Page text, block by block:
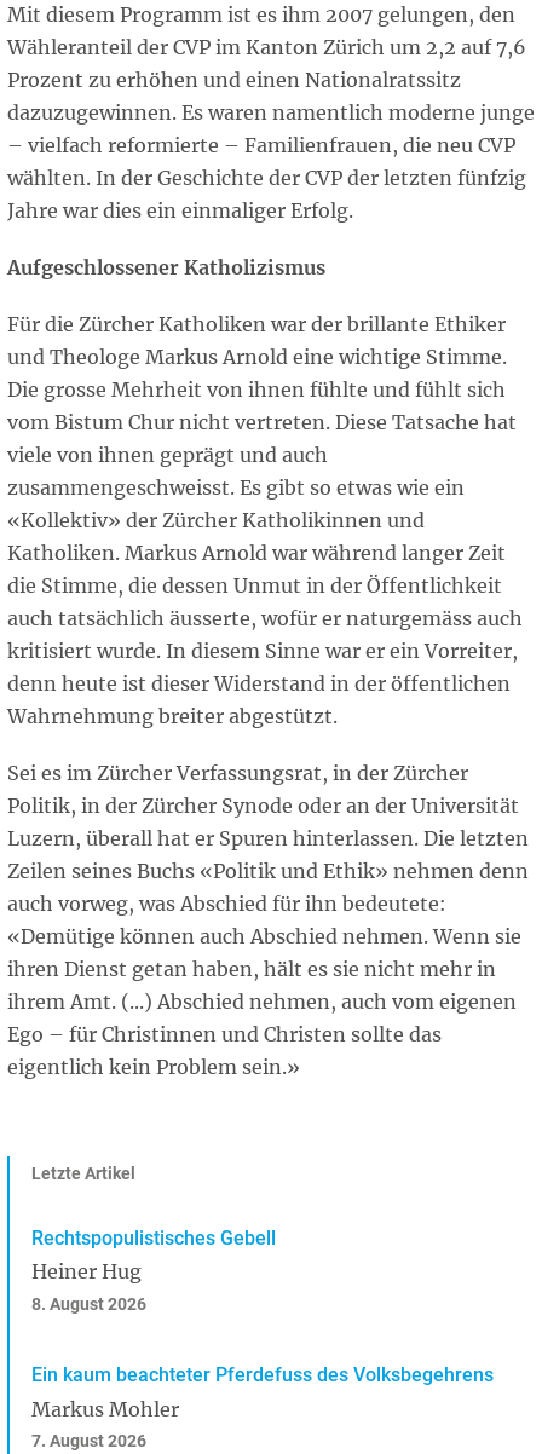
Mit diesem Programm ist es ihm 2007 gelungen, den
Wähleranteil der CVP im Kanton Zürich um 2,2 auf 7,6
Prozent zu erhöhen und einen Nationalratssitz
dazuzugewinnen. Es waren namentlich moderne junge
– vielfach reformierte – Familienfrauen, die neu CVP
wählten. In der Geschichte der CVP der letzten fünfzig
Jahre war dies ein einmaliger Erfolg.
Aufgeschlossener Katholizismus
Für die Zürcher Katholiken war der brillante Ethiker
und Theologe Markus Arnold eine wichtige Stimme.
Die grosse Mehrheit von ihnen fühlte und fühlt sich
vom Bistum Chur nicht vertreten. Diese Tatsache hat
viele von ihnen geprägt und auch
zusammengeschweisst. Es gibt so etwas wie ein
«Kollektiv» der Zürcher Katholikinnen und
Katholiken. Markus Arnold war während langer Zeit
die Stimme, die dessen Unmut in der Öffentlichkeit
auch tatsächlich äusserte, wofür er naturgemäss auch
kritisiert wurde. In diesem Sinne war er ein Vorreiter,
denn heute ist dieser Widerstand in der öffentlichen
Wahrnehmung breiter abgestützt.
Sei es im Zürcher Verfassungsrat, in der Zürcher
Politik, in der Zürcher Synode oder an der Universität
Luzern, überall hat er Spuren hinterlassen. Die letzten
Zeilen seines Buchs «Politik und Ethik» nehmen denn
auch vorweg, was Abschied für ihn bedeutete:
«Demütige können auch Abschied nehmen. Wenn sie
ihren Dienst getan haben, hält es sie nicht mehr in
ihrem Amt. (...) Abschied nehmen, auch vom eigenen
Ego – für Christinnen und Christen sollte das
eigentlich kein Problem sein.»
Letzte Artikel
Rechtspopulistisches Gebell
Heiner Hug
8. August 2026
Ein kaum beachteter Pferdefuss des Volksbegehrens
Markus Mohler
7. August 2026